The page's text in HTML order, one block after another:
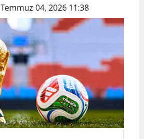
Temmuz 04, 2026 11:38